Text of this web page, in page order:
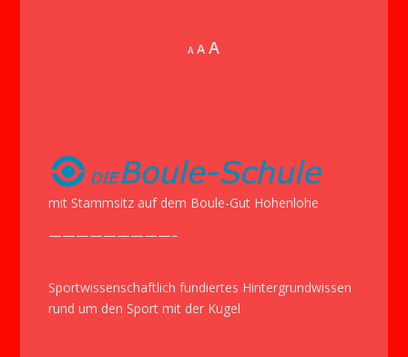
A Decrease
AReset
AIncrease
mit Stammsitz auf dem Boule-Gut Hohenlohe
—————————–
Sportwissenschaftlich fundiertes Hintergrundwissen
rund um den Sport mit der Kugel